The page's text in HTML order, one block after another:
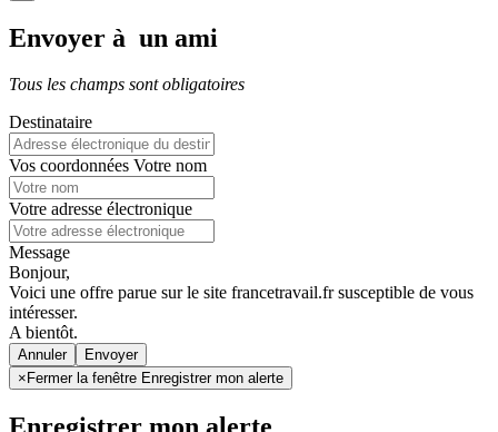
Envoyer à un ami
Tous les champs sont obligatoires
Destinataire
Vos coordonnées Votre nom
Votre adresse électronique
Message
Bonjour,
Voici une offre parue sur le site francetravail.fr susceptible de vous
intéresser.
A bientôt.
Annuler
× Fermer la fenêtre Enregistrer mon alerte